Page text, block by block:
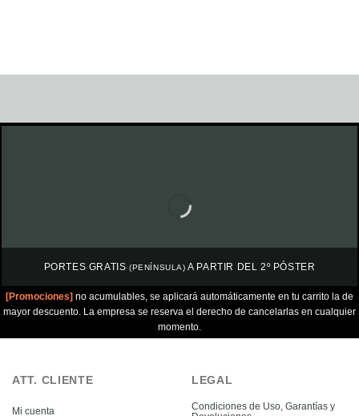
PORTES GRATIS (PENÍNSULA) A PARTIR DEL 2º PÓSTER
[Promociones] no acumulables, se aplicará automáticamente en tu carrito la de
mayor descuento. La empresa se reserva el derecho de cancelarlas en cualquier
momento.
ATT. CLIENTE
Mi cuenta
LEGAL
Condiciones de Uso, Garantías y